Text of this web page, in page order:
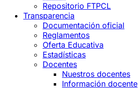
Repositorio FTPCL
Transparencia
Documentación oficial
Reglamentos
Oferta Educativa
Estadísticas
Docentes
Nuestros docentes
Información docente